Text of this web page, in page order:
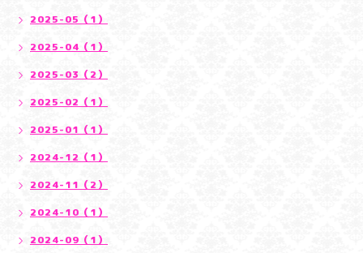
2025-05（1）
2025-04（1）
2025-03（2）
2025-02（1）
2025-01（1）
2024-12（1）
2024-11（2）
2024-10（1）
2024-09（1）